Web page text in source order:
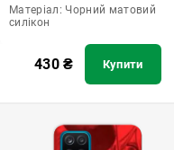
Матеріал: Чорний матовий
силікон
430₴ Купити